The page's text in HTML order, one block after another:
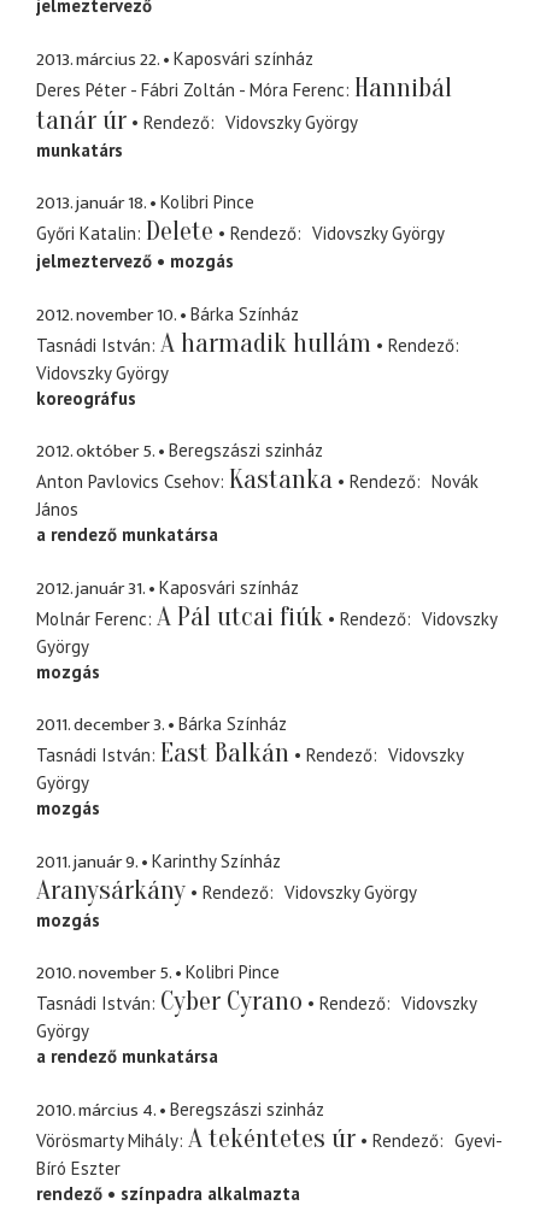
jelmeztervező
2013. március 22.
Kaposvári színház
Deres Péter - Fábri Zoltán - Móra Ferenc Hannibál
tanár úr
Rendező
Vidovszky György
munkatárs
2013. január 18.
Kolibri Pince
Győri Katalin Delete Rendező
Vidovszky György
jelmeztervező
mozgás
2012. november 10.
Bárka Színház
Tasnádi István A harmadik hullám
Rendező
Vidovszky György
koreográfus
2012. október 5.
Beregszászi szinház
Anton Pavlovics Csehov Kastanka Rendező
Novák
János
a rendező munkatársa
2012. január 31.
Kaposvári színház
Molnár Ferenc A Pál utcai fiúk Rendező
Vidovszky
György
mozgás
2011. december 3.
Bárka Színház
Tasnádi István East Balkán Rendező
Vidovszky
György
mozgás
2011. január 9. Karinthy Színház
Aranysárkány Rendező
Vidovszky György
mozgás
2010. november 5.
Kolibri Pince
Tasnádi István Cyber Cyrano Rendező
Vidovszky
György
a rendező munkatársa
2010. március 4.
Beregszászi szinház
Vörösmarty Mihály A tekéntetes úr Rendező
Gyevi-
Bíró Eszter
rendező
színpadra alkalmazta